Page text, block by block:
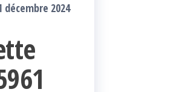
décembre 2024